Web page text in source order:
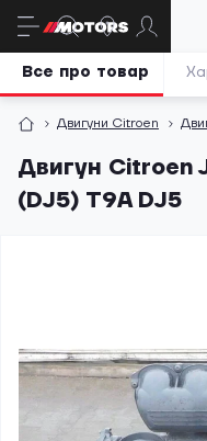
Двигуни Citroen
Двигун Citroen
(DJ5) T9A DJ5
Все про товар